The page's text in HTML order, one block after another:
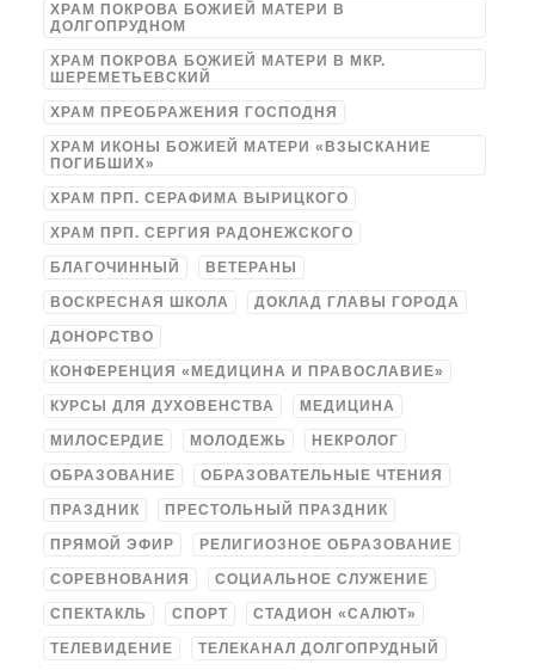
ХРАМ ПОКРОВА БОЖИЕЙ МАТЕРИ В
ДОЛГОПРУДНОМ
ХРАМ ПОКРОВА БОЖИЕЙ МАТЕРИ В МКР.
ШЕРЕМЕТЬЕВСКИЙ
ХРАМ ПРЕОБРАЖЕНИЯ ГОСПОДНЯ
ХРАМ ИКОНЫ БОЖИЕЙ МАТЕРИ «ВЗЫСКАНИЕ
ПОГИБШИХ»
ХРАМ ПРП. СЕРАФИМА ВЫРИЦКОГО
ХРАМ ПРП. СЕРГИЯ РАДОНЕЖСКОГО
БЛАГОЧИННЫЙ ВЕТЕРАНЫ
ВОСКРЕСНАЯ ШКОЛА ДОКЛАД ГЛАВЫ ГОРОДА
ДОНОРСТВО
КОНФЕРЕНЦИЯ «МЕДИЦИНА И ПРАВОСЛАВИЕ»
КУРСЫ ДЛЯ ДУХОВЕНСТВА МЕДИЦИНА
МИЛОСЕРДИЕ МОЛОДЕЖЬ НЕКРОЛОГ
ОБРАЗОВАНИЕ ОБРАЗОВАТЕЛЬНЫЕ ЧТЕНИЯ
ПРАЗДНИК ПРЕСТОЛЬНЫЙ ПРАЗДНИК
ПРЯМОЙ ЭФИР РЕЛИГИОЗНОЕ ОБРАЗОВАНИЕ
СОРЕВНОВАНИЯ СОЦИАЛЬНОЕ СЛУЖЕНИЕ
СПЕКТАКЛЬ СПОРТ СТАДИОН «САЛЮТ»
ТЕЛЕВИДЕНИЕ ТЕЛЕКАНАЛ ДОЛГОПРУДНЫЙ